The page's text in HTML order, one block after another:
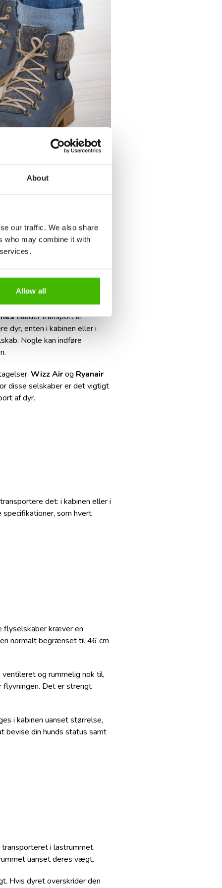
About
our traffic. We also share
who may combine it with
Allow all
tillader transport af
dyr, enten i kabinen eller i
Nogle kan indføre
Wizz Airog Ryanair
disse selskaber er det vigtigt
af dyr.
det: i kabinen eller i
som hvert
flyselskaber kræver en
normalt begrænset til 46 cm
og rummelig nok til,
flyvningen. Det er strengt
i kabinen uanset størrelse,
bevise din hunds status samt
i lastrummet.
uanset deres vægt.
Hvis dyret overskrider den